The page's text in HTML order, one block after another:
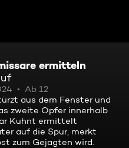
ermitteln
Ab 12
aus dem Fenster und
zweite Opfer innerhalb
Kuhnt ermittelt
auf die Spur, merkt
zum Gejagten wird.